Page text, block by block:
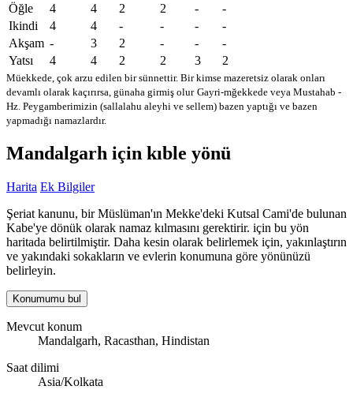
Öğle
4 4 2 2 -
-
Ikindi
4 4 - - -
-
Akşam - 3 2 - -
-
Yatsı
4 4 2 2 3 2
Müekkede, çok arzu edilen bir sünnettir. Bir kimse mazeretsiz olarak onları
devamlı olarak kaçırırsa, günaha girmiş olur Gayri-mğekkede veya Mustahab -
Hz. Peygamberimizin (sallalahu aleyhi ve sellem) bazen yaptığı ve bazen
yapmadığı namazlardır.
Mandalgarh için kıble yönü
Harita Ek Bilgiler
Şeriat kanunu, bir Müslüman'ın Mekke'deki Kutsal Cami'de bulunan
Kabe'ye dönük olarak namaz kılmasını gerektirir. için bu yön
haritada belirtilmiştir. Daha kesin olarak belirlemek için, yakınlaştırın
ve yakındaki sokakların ve evlerin konumuna göre yönünüzü
belirleyin.
Konumumu bul
Mevcut konum
Mandalgarh, Racasthan, Hindistan
Saat dilimi
Asia/Kolkata